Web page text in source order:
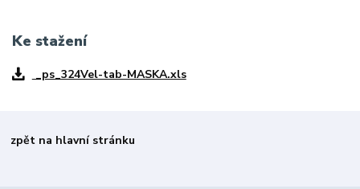
Ke stažení
_ps_324Vel-tab-MASKA.xls
zpět na hlavní stránku